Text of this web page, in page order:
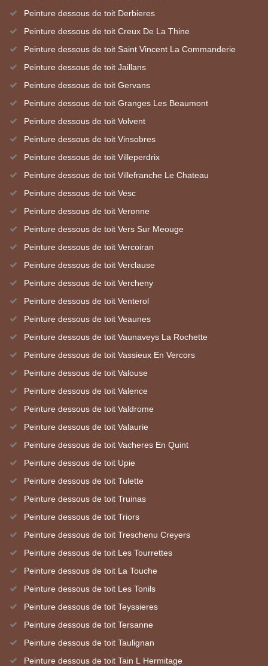
Peinture dessous de toit Derbieres
Peinture dessous de toit Creux De La Thine
Peinture dessous de toit Saint Vincent La Commanderie
Peinture dessous de toit Jaillans
Peinture dessous de toit Gervans
Peinture dessous de toit Granges Les Beaumont
Peinture dessous de toit Volvent
Peinture dessous de toit Vinsobres
Peinture dessous de toit Villeperdrix
Peinture dessous de toit Villefranche Le Chateau
Peinture dessous de toit Vesc
Peinture dessous de toit Veronne
Peinture dessous de toit Vers Sur Meouge
Peinture dessous de toit Vercoiran
Peinture dessous de toit Verclause
Peinture dessous de toit Vercheny
Peinture dessous de toit Venterol
Peinture dessous de toit Veaunes
Peinture dessous de toit Vaunaveys La Rochette
Peinture dessous de toit Vassieux En Vercors
Peinture dessous de toit Valouse
Peinture dessous de toit Valence
Peinture dessous de toit Valdrome
Peinture dessous de toit Valaurie
Peinture dessous de toit Vacheres En Quint
Peinture dessous de toit Upie
Peinture dessous de toit Tulette
Peinture dessous de toit Truinas
Peinture dessous de toit Triors
Peinture dessous de toit Treschenu Creyers
Peinture dessous de toit Les Tourrettes
Peinture dessous de toit La Touche
Peinture dessous de toit Les Tonils
Peinture dessous de toit Teyssieres
Peinture dessous de toit Tersanne
Peinture dessous de toit Taulignan
Peinture dessous de toit Tain L Hermitage